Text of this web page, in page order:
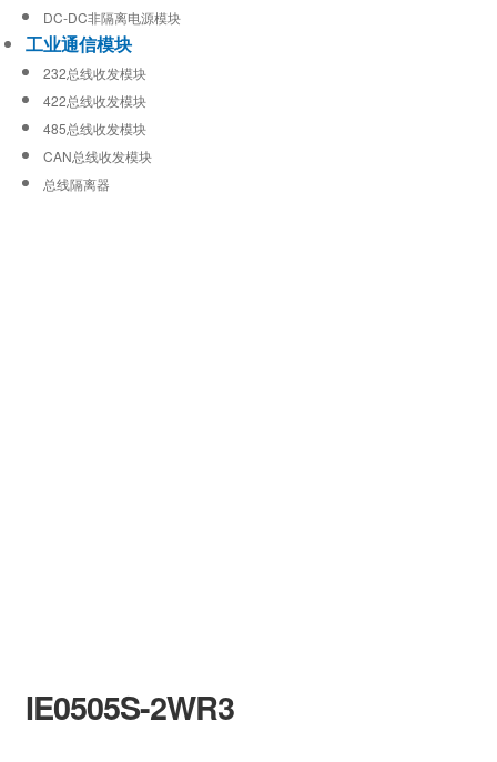
IE0505S-2WR3
DC-DC非隔离电源模块
工业通信模块
232总线收发模块
422总线收发模块
485总线收发模块
CAN总线收发模块
总线隔离器